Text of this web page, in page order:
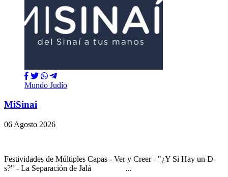
Mundo Judío
MiSinai
06 Agosto 2026
Festividades de Múltiples Capas - Ver y Creer - "¿Y Si Hay un D-
s?" - La Separación de Jalá ...